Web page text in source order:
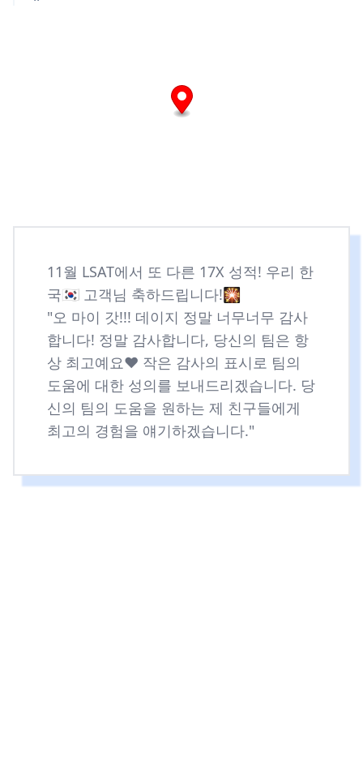
11월 LSAT에서 또 다른 17X 성적! 우리 한
국🇰🇷 고객님 축하드립니다!🎇
"오 마이 갓!!! 데이지 정말 너무너무 감사
합니다! 정말 감사합니다, 당신의 팀은 항
상 최고예요❤️ 작은 감사의 표시로 팀의
도움에 대한 성의를 보내드리겠습니다. 당
신의 팀의 도움을 원하는 제 친구들에게
최고의 경험을 얘기하겠습니다."